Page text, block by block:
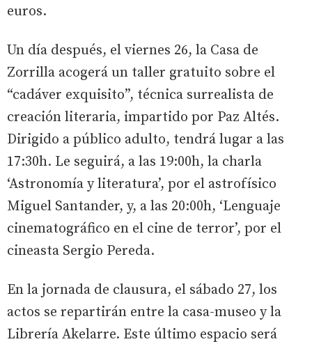
euros.
Un día después, el viernes 26, la Casa de
Zorrilla acogerá un taller gratuito sobre el
“cadáver exquisito”, técnica surrealista de
creación literaria, impartido por Paz Altés.
Dirigido a público adulto, tendrá lugar a las
17:30h. Le seguirá, a las 19:00h, la charla
‘Astronomía y literatura’, por el astrofísico
Miguel Santander, y, a las 20:00h, ‘Lenguaje
cinematográfico en el cine de terror’, por el
cineasta Sergio Pereda.
En la jornada de clausura, el sábado 27, los
actos se repartirán entre la casa-museo y la
Librería Akelarre. Este último espacio será